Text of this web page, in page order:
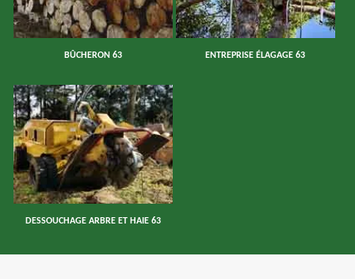
BÛCHERON 63 ENTREPRISE ÉLAGAGE 63
DESSOUCHAGE ARBRE ET HAIE 63